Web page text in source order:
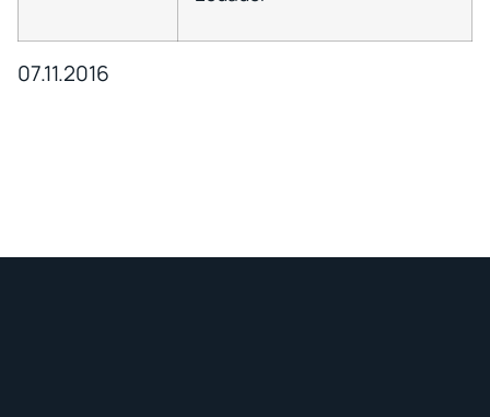
07.11.2016